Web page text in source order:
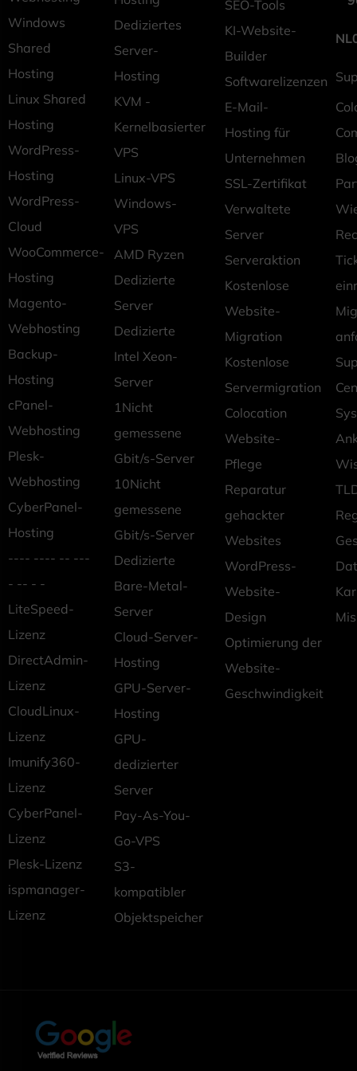
Windows
Shared
Hosting
Linux Shared
Hosting
WordPress-
Hosting
WordPress-
Cloud
WooCommerce-
Hosting
Magento-
Webhosting
Backup-
Hosting
cPanel-
Webhosting
Plesk-
Webhosting
CyberPanel-
Hosting
---- ---- -- ---
- -- - -
LiteSpeed-
Lizenz
DirectAdmin-
Lizenz
CloudLinux-
Lizenz
Imunify360-
Lizenz
CyberPanel-
Lizenz
Plesk-Lizenz
ispmanager-
Lizenz
Dediziertes
Server-
Hosting
KVM -
Kernelbasierter
VPS
Linux-VPS
Windows-
VPS
AMD Ryzen
Dedizierte
Server
Dedizierte
Intel Xeon-
Server
1Nicht
gemessene
Gbit/s-Server
10Nicht
gemessene
Gbit/s-Server
Dedizierte
Bare-Metal-
Server
Cloud-Server-
Hosting
GPU-Server-
Hosting
GPU-
dedizierter
Server
Pay-As-You-
Go-VPS
S3-
kompatibler
Objektspeicher
SEO-Tools
KI-Website-
Builder
Softwarelizenzen
E-Mail-
Hosting für
Unternehmen
SSL-Zertifikat
Verwaltete
Server
Serveraktion
Kostenlose
Website-
Migration
Kostenlose
Servermigration
Colocation
Website-
Pflege
Reparatur
gehackter
Websites
WordPress-
Website-
Design
Optimierung der
Website-
Geschwindigkeit